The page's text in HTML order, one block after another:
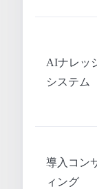
AIナレッ
システム
導入コン
ィング